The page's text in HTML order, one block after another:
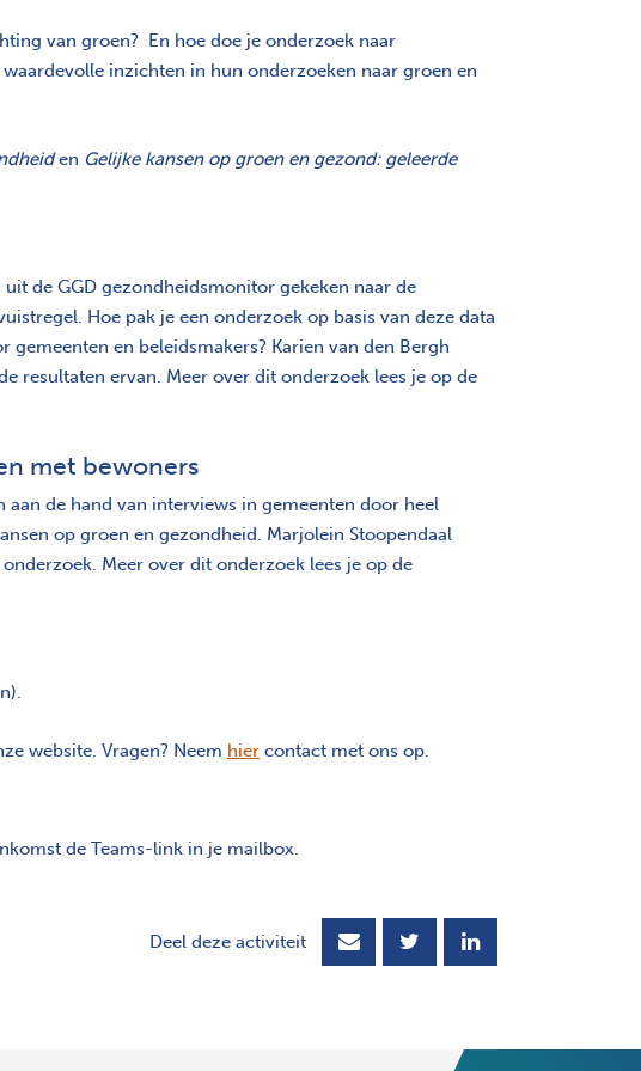
van groen? En hoe doe je onderzoek naar
inzichten in hun onderzoeken naar groen en
en Gelijke kansen op groen en gezond: geleerde
de GGD gezondheidsmonitor gekeken naar de
Hoe pak je een onderzoek op basis van deze data
en beleidsmakers? Karien van den Bergh
resultaten ervan. Meer over dit onderzoek lees je op de
met bewoners
de hand van interviews in gemeenten door heel
op groen en gezondheid. Marjolein Stoopendaal
Meer over dit onderzoek lees je op de
website. Vragen? Neem hier contact met ons op.
de Teams-link in je mailbox.
Deel deze activiteit